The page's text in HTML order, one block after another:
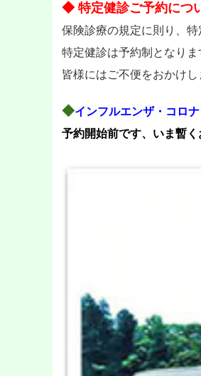
◆ 特定健診ご予約につ
保険診療の規定に則り、
特定健診は予約制となり
皆様にはご不便をおかけ
◆インフルエンザ・ コロ
予約開始前です、いま暫く